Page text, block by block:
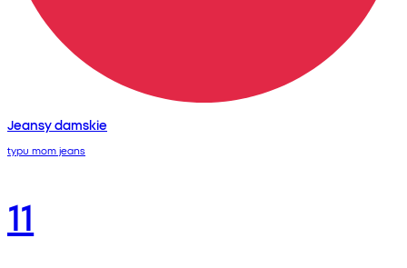
Jeansy damskie
typu mom jeans
11